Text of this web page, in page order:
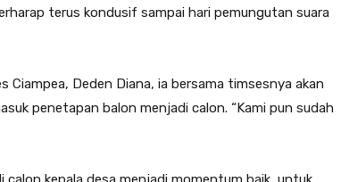
terus kondusif sampai hari pemungutan suara
Ciampea, Deden Diana, ia bersama timsesnya akan
penetapan balon menjadi calon. “Kami pun sudah